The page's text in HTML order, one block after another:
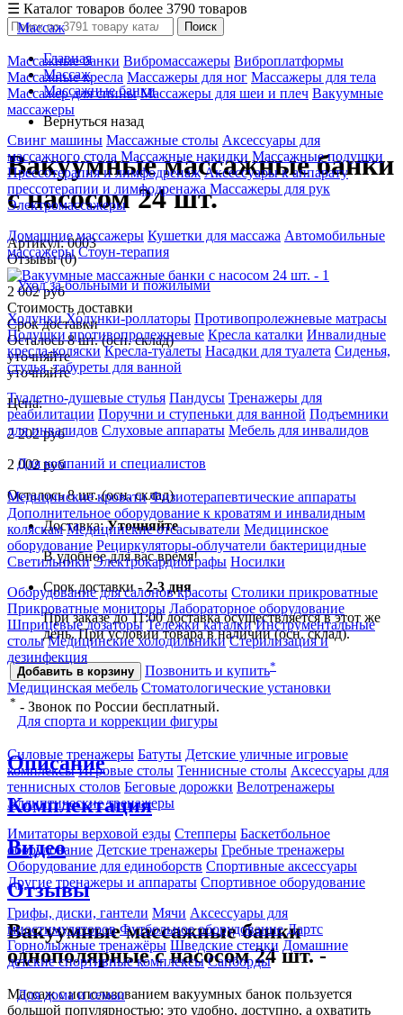
☰ Каталог товаров более 3790 товаров
Массаж
Массажные банки Вибромассажеры Виброплатформы
Массажные кресла Массажеры для ног Массажеры для тела
Массажер для спины Массажеры для шеи и плеч Вакуумные
массажеры
Свинг машины Массажные столы Аксессуары для
массажного стола Массажные накидки Массажные подушки
Прессотерапия и лимфодренаж Аксессуары к аппарату
прессотерапии и лимфодренажа Массажеры для рук
Электромассажеры
Домашние массажеры Кушетки для массажа Автомобильные
массажеры Стоун-терапия
Уход за больными и пожилыми
ХодункиХодунки-роллаторы Противопролежневые матрасы
Подушки противопролежневые Кресла каталки Инвалидные
кресла-коляски Кресла-туалеты Насадки для туалета Сиденья,
стулья, табуреты для ванной
Туалетно-душевые стулья Пандусы Тренажеры для
реабилитации Поручни и ступеньки для ванной Подъемники
для инвалидов Слуховые аппараты Мебель для инвалидов
Для компаний и специалистов
Медицинские кровати Физиотерапевтические аппараты
Дополнительное оборудование к кроватям и инвалидным
коляскам Медицинские отсасыватели Медицинское
оборудование Рециркуляторы-облучатели бактерицидные
Светильники Электрокардиографы Носилки
Оборудование для салонов красоты Столики прикроватные
Прикроватные мониторы Лабораторное оборудование
Шприцевые дозаторы Тележки каталки Инструментальные
столы Медицинские холодильники Стерилизация и
дезинфекция
Медицинская мебель Стоматологические установки
Для спорта и коррекции фигуры
Силовые тренажеры Батуты Детские уличные игровые
комплексы Игровые столы Теннисные столы Аксессуары для
теннисных столов Беговые дорожки Велотренажеры
Эллиптические тренажеры
Имитаторы верховой езды Степперы Баскетбольное
оборудование Детские тренажеры Гребные тренажеры
Оборудование для единоборств Спортивные аксессуары
Другие тренажеры и аппараты Спортивное оборудование
Грифы, диски, гантели Мячи Аксессуары для
миостимуляторов Футбольное оборудование Дартс
Горнолыжные тренажёры Шведские стенки Домашние
детские спортивные комплексы Сапборды
Для дома и семьи
Поиск
Главная
Массаж
Массажные банки
Вернуться назад
Вакуумные массажные банки
с насосом 24 шт.
Артикул: 0003
Отзывы (0)
2 002 руб
Стоимость доставки
Срок доставки
Осталось 8 шт. (осн. склад)
уточняйте
уточняйте
Цена:
2 202руб
2 002руб
Осталось 8 шт. (осн. склад)
Доставка:Уточняйте
В удобное для вас время!
Срок доставки -2-3 дня
При заказе до 11:00 доставка осуществляется в этот же
день. При условии товара в наличии (осн. склад).
Добавить в корзину Позвонить и купить*
* - Звонок по России бесплатный.
Описание
Комплектация
Видео
Отзывы
Вакуумные массажные банки
однополярные с насосом 24 шт. -
Массаж с использованием вакуумных банок пользуется
большой популярностью: это удобно, доступно, а охватить